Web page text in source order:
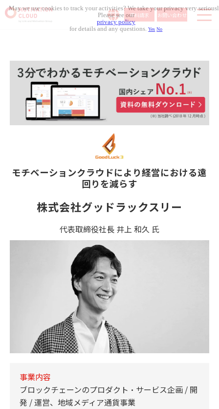
資料請求 お問い合わせ
料金体系
無料セミナー
お役立ち資料
コラム記事
組織人事メディア
モチベーションクラウドにより経営における遠
回りを減らす
株式会社グッドラックスリー
代表取締役社長 井上 和久 氏
事業内容
ブロックチェーンのプロダクト・サービス企画 / 開
発 / 運営、地域メディア通貨事業
May we use cookies to track your activities? We take your privacy very
Please see our
privacy policy
for details and any questions.Yes No